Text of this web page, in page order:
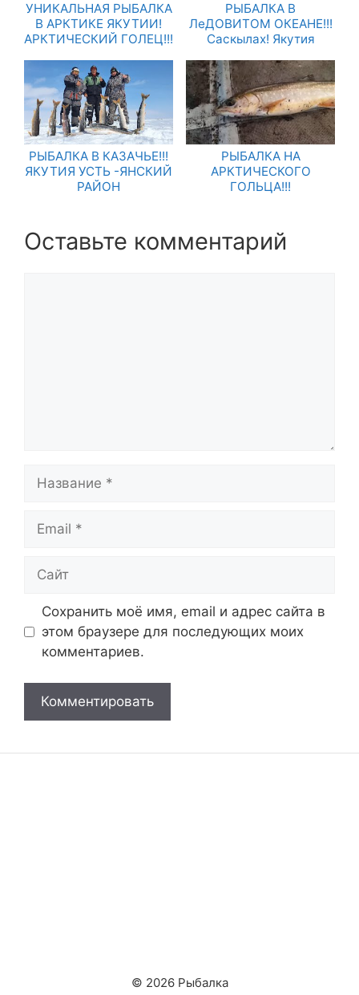
УНИКАЛЬНАЯ РЫБАЛКА
В АРКТИКЕ ЯКУТИИ!
АРКТИЧЕСКИЙ ГОЛЕЦ!!!
РЫБАЛКА В
ЛеДОВИТОМ ОКЕАНЕ!!!
Саскылах! Якутия
РЫБАЛКА В КАЗАЧЬЕ!!!
ЯКУТИЯ УСТЬ -ЯНСКИЙ
РАЙОН
РЫБАЛКА НА
АРКТИЧЕСКОГО
ГОЛЬЦА!!!
Оставьте комментарий
Название
Email
Сайт
Сохранить моё имя, email и адрес сайта в
этом браузере для последующих моих
комментариев.
© 2026 Рыбалка